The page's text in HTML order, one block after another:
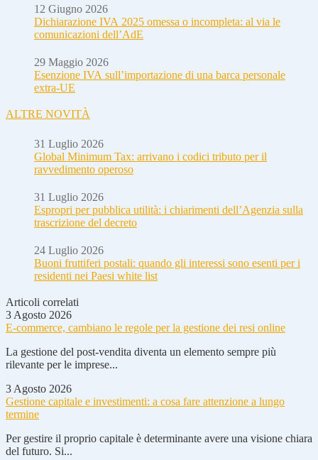
12 Giugno 2026
Dichiarazione IVA 2025 omessa o incompleta: al via le
comunicazioni dell’AdE
29 Maggio 2026
Esenzione IVA sull’importazione di una barca personale
extra-UE
ALTRE NOVITÀ
31 Luglio 2026
Global Minimum Tax: arrivano i codici tributo per il
ravvedimento operoso
31 Luglio 2026
Espropri per pubblica utilità: i chiarimenti dell’Agenzia sulla
trascrizione del decreto
24 Luglio 2026
Buoni fruttiferi postali: quando gli interessi sono esenti per i
residenti nei Paesi white list
Articoli correlati
3 Agosto 2026
E-commerce, cambiano le regole per la gestione dei resi online
La gestione del post-vendita diventa un elemento sempre più
rilevante per le imprese...
3 Agosto 2026
Gestione capitale e investimenti: a cosa fare attenzione a lungo
termine
Per gestire il proprio capitale è determinante avere una visione chiara
del futuro. Si...